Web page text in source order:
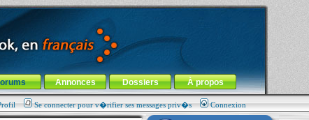
Annonces Dossiers À propos
Se connecter pour v�rifier ses messages priv�s Connexion